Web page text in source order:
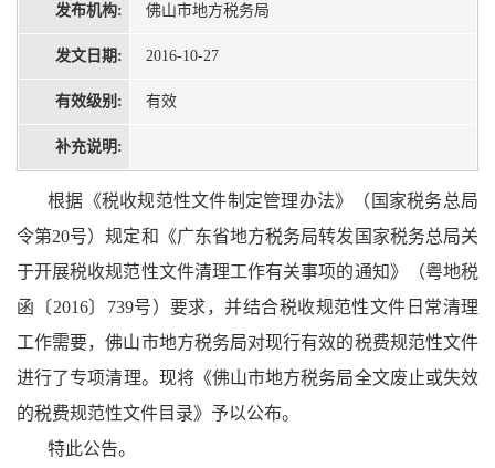
发布机构: 佛山市地方税务局
发文日期: 2016-10-27
有效级别: 有效
补充说明:
根据 《税收规范性文件制定管理办法》（国家税务总局
令第20号）规定和 《广东省地方税务局转发国家税务总局关
于开展税收规范性文件清理工作有关事项的通知》
（粤地税
函〔2016〕 739号）要求，并结合税收规范性文件日常清理
工作需要，佛山市地方税务局对现行有效的税费规范性文件
进行了专项清理。 现将《佛山市地方税务局全文废止或失效
的税费规范性文件目录》予以公布。
特此公告。